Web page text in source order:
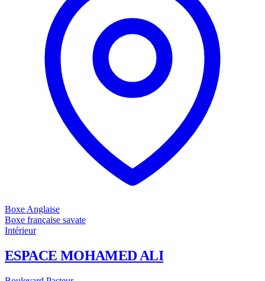
Boxe Anglaise
Boxe française savate
Intérieur
ESPACE MOHAMED ALI